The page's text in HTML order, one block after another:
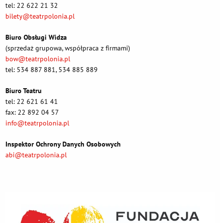
tel: 22 622 21 32
bilety@teatrpolonia.pl
Biuro Obsługi Widza
(sprzedaż grupowa, współpraca z firmami)
bow@teatrpolonia.pl
tel: 534 887 881, 534 885 889
Biuro Teatru
tel: 22 621 61 41
fax: 22 892 04 57
info@teatrpolonia.pl
Inspektor Ochrony Danych Osobowych
abi@teatrpolonia.pl